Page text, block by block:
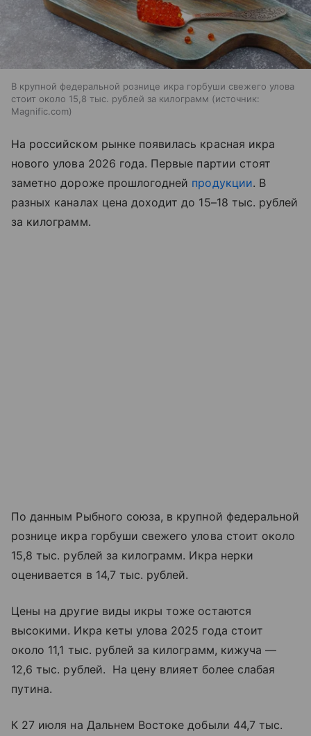
В крупной федеральной рознице икра горбуши свежего улова
стоит около 15,8 тыс. рублей за килограмм
источник:
Magnific.com
На российском рынке появилась красная икра
нового улова 2026 года. Первые партии стоят
заметно дороже прошлогодней продукции. В
разных каналах цена доходит до 15–18 тыс. рублей
за килограмм.
По данным Рыбного союза, в крупной федеральной
рознице икра горбуши свежего улова стоит около
15,8 тыс. рублей за килограмм. Икра нерки
оценивается в 14,7 тыс. рублей.
Цены на другие виды икры тоже остаются
высокими. Икра кеты улова 2025 года стоит
около 11,1 тыс. рублей за килограмм, кижуча —
12,6 тыс. рублей. На цену влияет более слабая
путина.
К 27 июля на Дальнем Востоке добыли 44,7 тыс.